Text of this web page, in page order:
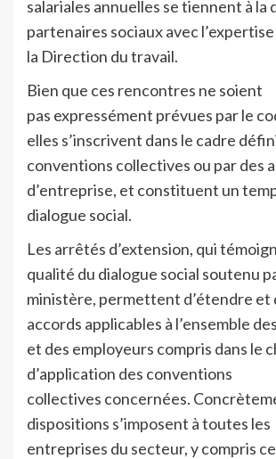
salariales annuelles se tiennent à la
partenaires sociaux avec
la Direction du travail.
Bien que ces rencontres ne soient
pas expressément prévues par le
elles s’inscrivent dans le cadre
conventions collectives ou par des
d’entreprise, et constituent un
dialogue social.
Les arrêtés d’extension, qui
qualité du dialogue social soutenu
ministère, permettent d’étendre et
accords applicables à l’ensemble
et des employeurs compris dans le
d’application des conventions
collectives concernées.
dispositions s’imposent à toutes les
entreprises du secteur, y compris